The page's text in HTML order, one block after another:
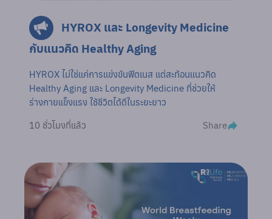
HYROX และ Longevity Medicine
กับแนวคิด Healthy Aging
HYROX ไม่ใช่แค่การแข่งขันฟิตเนส แต่สะท้อนแนวคิด
Healthy Aging และ Longevity Medicine ที่ช่วยให้
ร่างกายแข็งแรง ใช้ชีวิตได้ดีในระยะยาว
10 ชั่วโมงที่แล้ว Share